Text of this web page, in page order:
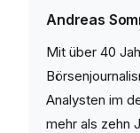
Andreas
Mit über 40
Analysten im
mehr als zehn